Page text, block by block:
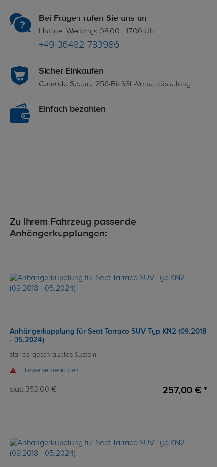
Bei Fragen rufen Sie uns an
Hotline: Werktags 08.00 - 17.00 Uhr
+49 36482 783986
Sicher Einkaufen
Comodo Secure 256-Bit SSL-Verschlüsselung
Einfach bezahlen
Zu Ihrem Fahrzeug passende
Anhängerkupplungen:
Anhängerkupplung für Seat Tarraco SUV Typ KN2 (09.2018
- 05.2024)
starres, geschraubtes System
Hinweise beachten
statt 353,00 € 257,00 € *